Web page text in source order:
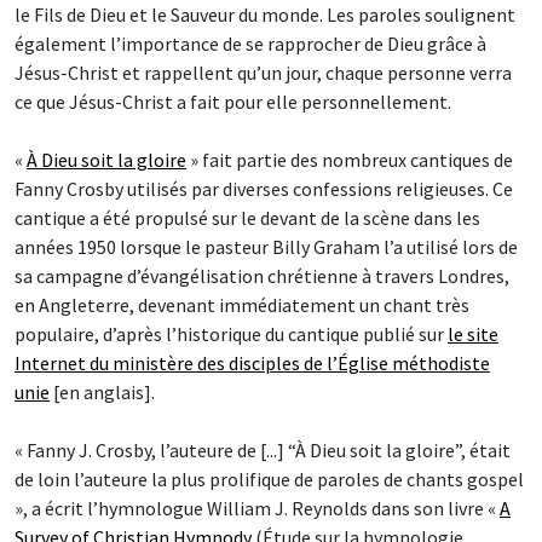
le Fils de Dieu et le Sauveur du monde. Les paroles soulignent
également l’importance de se rapprocher de Dieu grâce à
Jésus-Christ et rappellent qu’un jour, chaque personne verra
ce que Jésus-Christ a fait pour elle personnellement.
« À Dieu soit la gloire » fait partie des nombreux cantiques de
Fanny Crosby utilisés par diverses confessions religieuses. Ce
cantique a été propulsé sur le devant de la scène dans les
années 1950 lorsque le pasteur Billy Graham l’a utilisé lors de
sa campagne d’évangélisation chrétienne à travers Londres,
en Angleterre, devenant immédiatement un chant très
populaire, d’après l’historique du cantique publié sur le site
Internet du ministère des disciples de l’Église méthodiste
unie [en anglais].
« Fanny J. Crosby, l’auteure de [...] “À Dieu soit la gloire”, était
de loin l’auteure la plus prolifique de paroles de chants gospel
», a écrit l’hymnologue William J. Reynolds dans son livre « A